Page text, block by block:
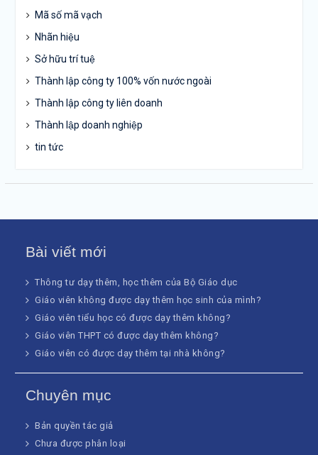
Mã số mã vạch
Nhãn hiệu
Sở hữu trí tuệ
Thành lập công ty 100% vốn nước ngoài
Thành lập công ty liên doanh
Thành lập doanh nghiệp
tin tức
Bài viết mới
Thông tư dạy thêm, học thêm của Bộ Giáo dục
Giáo viên không được dạy thêm học sinh của mình?
Giáo viên tiểu học có được dạy thêm không?
Giáo viên THPT có được dạy thêm không?
Giáo viên có được dạy thêm tại nhà không?
Chuyên mục
Bản quyền tác giả
Chưa được phân loại